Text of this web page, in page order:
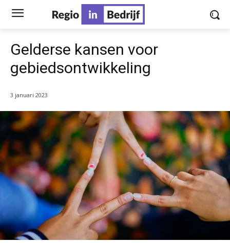
Gelderse kansen voor
gebiedsontwikkeling
3 januari 2023